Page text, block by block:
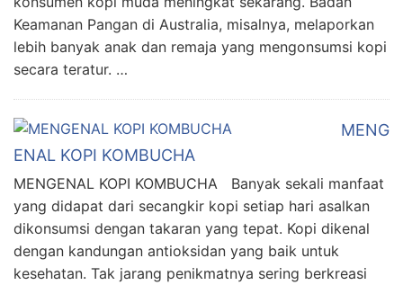
Keamanan Pangan di Australia, misalnya, melaporkan
lebih banyak anak dan remaja yang mengonsumsi kopi
secara teratur. …
MENG
ENAL KOPI KOMBUCHA
MENGENAL KOPI KOMBUCHA Banyak sekali manfaat
yang didapat dari secangkir kopi setiap hari asalkan
dikonsumsi dengan takaran yang tepat. Kopi dikenal
dengan kandungan antioksidan yang baik untuk
kesehatan. Tak jarang penikmatnya sering berkreasi